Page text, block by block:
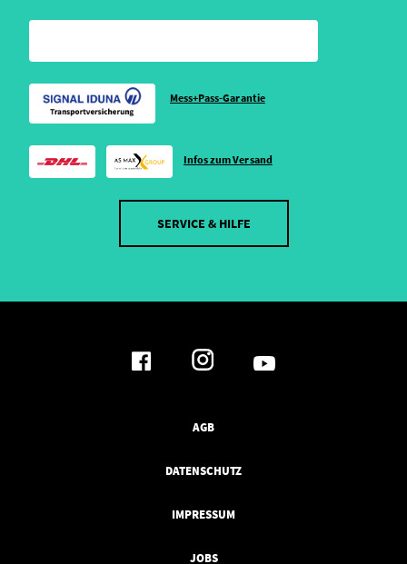
Mess+Pass-Garantie
Infos zum Versand
SERVICE & HILFE
AGB
DATENSCHUTZ
IMPRESSUM
JOBS